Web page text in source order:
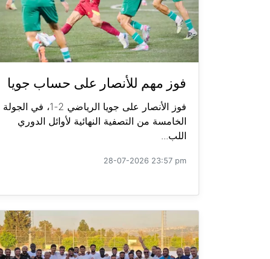
فوز مهم للأنصار على حساب جويا
فوز الأنصار على جويا الرياضي 2-1، في الجولة
الخامسة من التصفية النهائية لأوائل الدوري
اللب...
28-07-2026 23:57 pm